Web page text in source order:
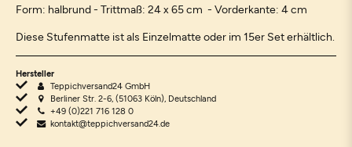
Form: halbrund - Trittmaß: 24 x 65 cm - Vorderkante: 4 cm
Diese Stufenmatte ist als Einzelmatte oder im 15er Set erhältlich.
Hersteller
Teppichversand24 GmbH
Berliner Str. 2-6, (51063 Köln), Deutschland
+49 (0)221 716 128 0
kontakt@teppichversand24.de